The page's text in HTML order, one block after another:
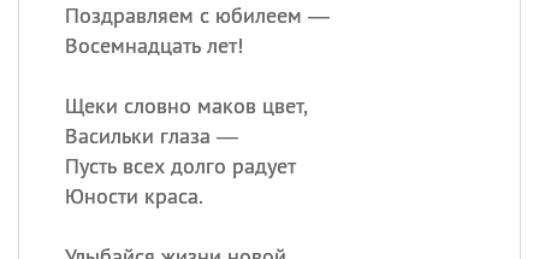
Поздравляем с юбилеем —
Восемнадцать лет!
Щеки словно маков цвет,
Васильки глаза —
Пусть всех долго радует
Юности краса.